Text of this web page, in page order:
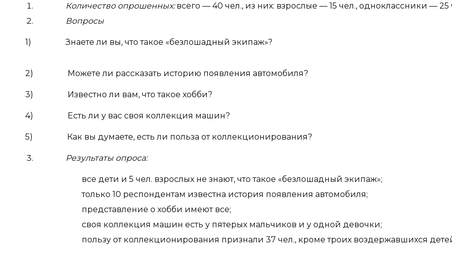
Количество опрошенных:всего — 40 чел., из них: взрослые — 15 чел., одноклассники — 25
Вопросы
1) Знаете ли вы, что такое «безлошадный экипаж»?
2) Можете ли рассказать историю появления автомобиля?
3) Известно ли вам, что такое хобби?
4) Есть ли у вас своя коллекция машин?
5) Как вы думаете, есть ли польза от коллекционирования?
Результаты опроса:
все дети и 5 чел. взрослых не знают, что такое «безлошадный экипаж»;
только 10 респондентам известна история появления автомобиля;
представление о хобби имеют все;
своя коллекция машин есть у пятерых мальчиков и у одной девочки;
пользу от коллекционирования признали 37 чел., кроме троих воздержавшихся